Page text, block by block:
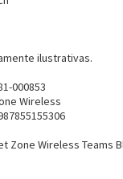
Entendi
Entendi
Entendi
ilustrativas.
000853
Wireless
Zone Wireless Teams